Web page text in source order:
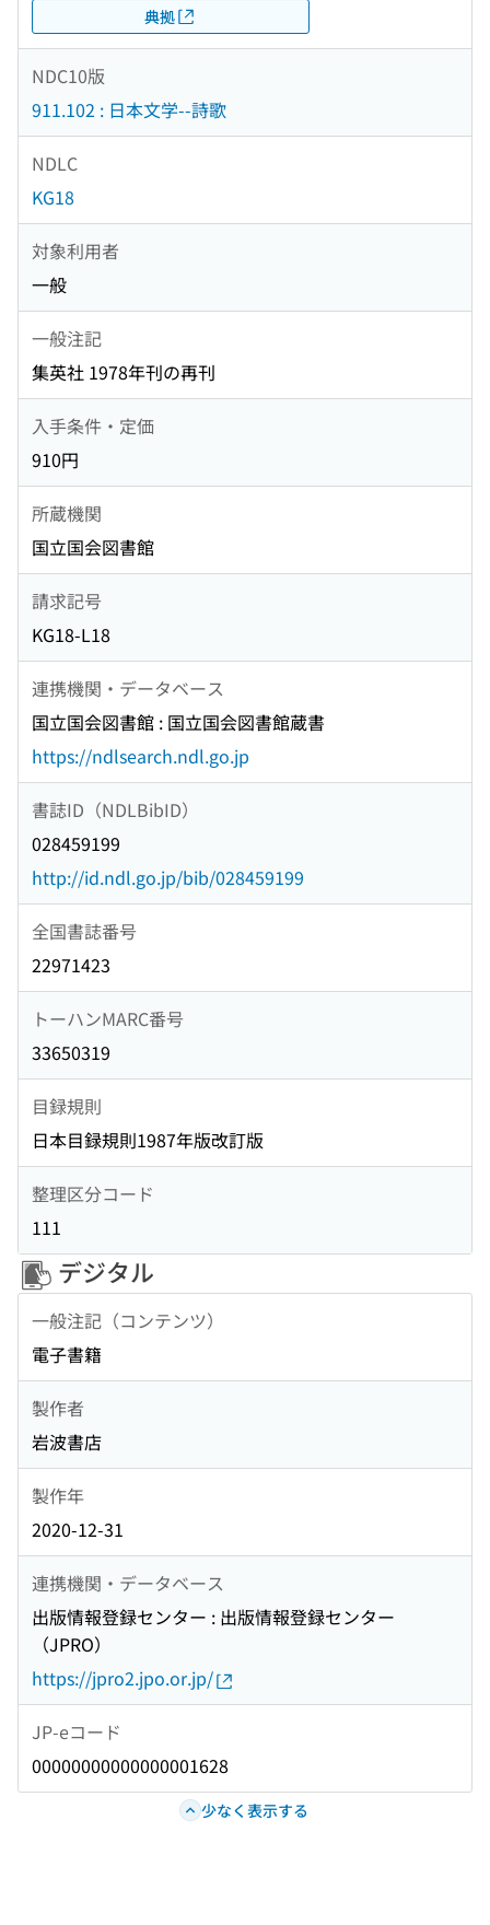
典拠
NDC10版
911.102 : 日本文学--詩歌
NDLC
KG18
対象利用者
一般
一般注記
集英社 1978年刊の再刊
入手条件・定価
910円
所蔵機関
国立国会図書館
請求記号
KG18-L18
連携機関・データベース
国立国会図書館 : 国立国会図書館蔵書
https://ndlsearch.ndl.go.jp
書誌ID（NDLBibID）
028459199
http://id.ndl.go.jp/bib/028459199
全国書誌番号
22971423
トーハンMARC番号
33650319
目録規則
日本目録規則1987年版改訂版
整理区分コード
111
デジタル
一般注記（コンテンツ）
電子書籍
製作者
岩波書店
製作年
2020-12-31
連携機関・データベース
出版情報登録センター : 出版情報登録センター
（JPRO）
https://jpro2.jpo.or.jp/
JP-eコード
00000000000000001628
少なく表示する